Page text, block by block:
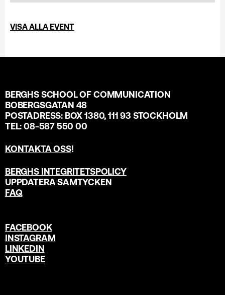
VISA ALLA EVENT
BERGHS SCHOOL OF COMMUNICATION
BOBERGSGATAN 48
POSTADRESS: BOX 1380, 111 93 STOCKHOLM
TEL: 08-587 550 00
KONTAKTA OSS!
BERGHS INTEGRITETSPOLICY
UPPDATERA SAMTYCKEN
FAQ
FACEBOOK
INSTAGRAM
LINKEDIN
YOUTUBE